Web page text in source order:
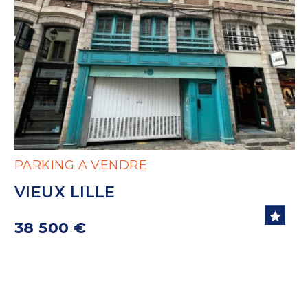
38 500 €
PARKING A VENDRE
VIEUX LILLE